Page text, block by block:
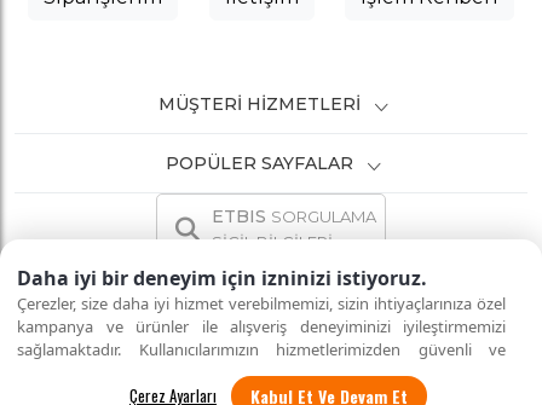
Daha iyi bir deneyim için izninizi istiyoruz.
Çerezler, size daha iyi hizmet verebilmemizi, sizin ihtiyaçlarınıza özel
kampanya ve ürünler ile alışveriş deneyiminizi iyileştirmemizi
sağlamaktadır. Kullanıcılarımızın hizmetlerimizden güvenli ve
eksiksiz şekilde faydalanmalarını sağlamak amacıyla sitemizi
kullanan kişilerin gizliliğini korumayı önemsiyoruz. "Kabul Et"
Kabul Et Ve Devam Et
MÜŞTERI HIZMETLERI
POPÜLER SAYFALAR
ETBIS SORGULAMA
SİCİL BİLGİLERİ
İNTERNETTE GÜVENLİ ALIŞVERİŞ